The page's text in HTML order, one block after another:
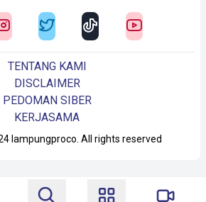
lampungproco. All rights reserved
TENTANG KAMI
DISCLAIMER
PEDOMAN SIBER
KERJASAMA